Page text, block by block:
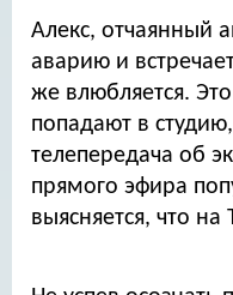
Алекс, отчаянный
аварию и
же влюбляется.
попадают в
телепередача об
прямого эфира
выясняется, что